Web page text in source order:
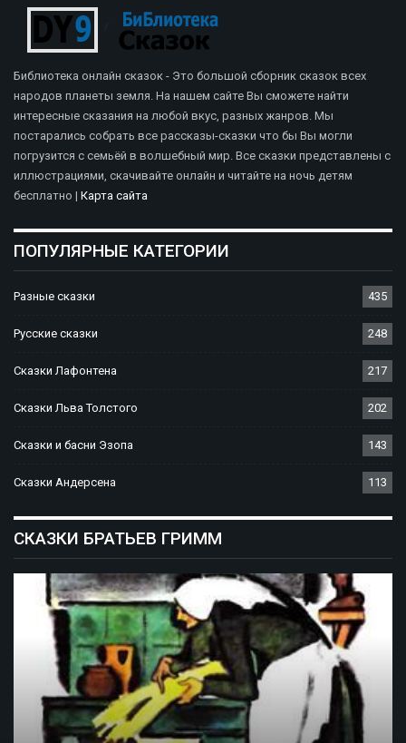
Библиотека онлайн сказок - Это большой сборник сказок всех
народов планеты земля. На нашем сайте Вы сможете найти
интересные сказания на любой вкус, разных жанров. Мы
постарались собрать все рассказы-сказки что бы Вы могли
погрузится с семьёй в волшебный мир. Все сказки представлены с
иллюстрациями, скачивайте онлайн и читайте на ночь детям
бесплатно | Карта сайта
ПОПУЛЯРНЫЕ КАТЕГОРИИ
Разные сказки 435
Русские сказки 248
Сказки Лафонтена 217
Сказки Льва Толстого 202
Сказки и басни Эзопа 143
Сказки Андерсена 113
СКАЗКИ БРАТЬЕВ ГРИММ